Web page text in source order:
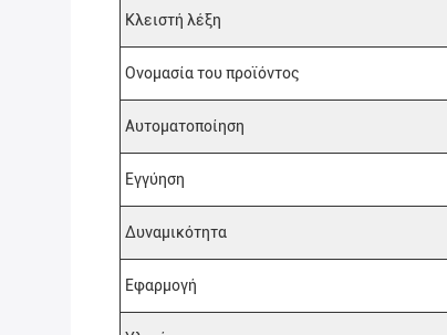
Κλειστή λέξη
Ονομασία του προϊόντος
Αυτοματοποίηση
Εγγύηση
Δυναμικότητα
Εφαρμογή